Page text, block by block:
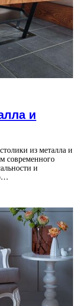
и
из металла и
современного
и